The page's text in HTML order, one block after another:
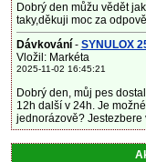
Dobrý den můžu vědět
taky,děkuji moc za
Dávkování - SYNULOX
Vložil: Markéta
2025-11-02 16:45:21
Dobrý den, můj pes
12h další v 24h. Je
jednorázově? Jestezbere